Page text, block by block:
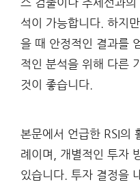
스 검출이나 추세선과
석이 가능합니다. 하지
을 때 안정적인 결과를
적인 분석을 위해 다른
것이 좋습니다.
본문에서 언급한 RSI의
례이며, 개별적인 투자
있습니다. 투자 결정을